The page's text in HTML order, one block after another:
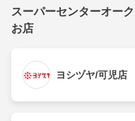
スーパーセンターオー
お店
ヨシヅヤ/可児店